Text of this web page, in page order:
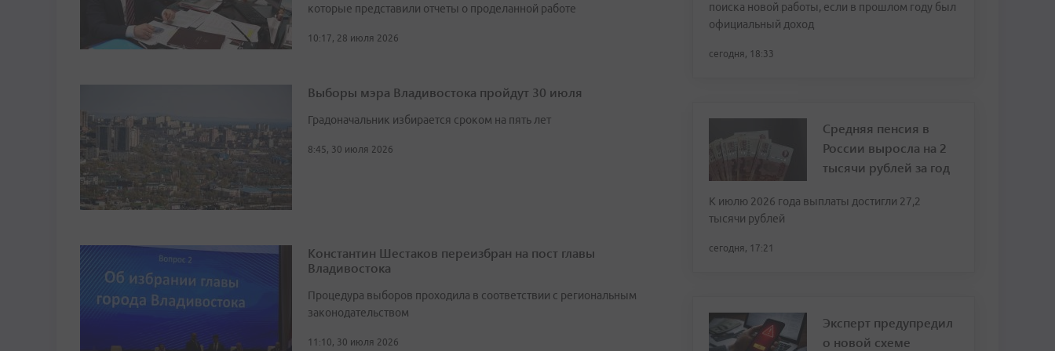
которые представили отчеты о проделанной работе
10:17, 28 июля 2026
Выборы мэра Владивостока пройдут 30 июля
Градоначальник избирается сроком на пять лет
8:45, 30 июля 2026
Константин Шестаков переизбран на пост главы
Владивостока
Процедура выборов проходила в соответствии с региональным
законодательством
11:10, 30 июля 2026
поиска новой работы, если в прошлом году был
официальный доход
сегодня, 18:33
Средняя пенсия в
России выросла на 2
тысячи рублей за год
К июлю 2026 года выплаты достигли 27,2
тысячи рублей
сегодня, 17:21
Эксперт предупредил
о новой схеме